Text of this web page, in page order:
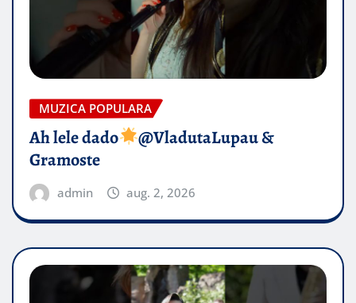
MUZICA POPULARA
Ah lele dado​
@VladutaLupau &
Gramoste
admin aug. 2, 2026